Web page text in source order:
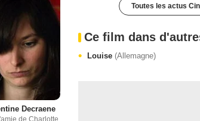
Decraene
de Charlotte
Toutes les actus
Ce film dans
Louise (Allemagne)